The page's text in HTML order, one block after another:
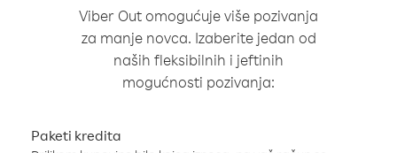
Viber Out omogućuje više pozivanja
za manje novca. Izaberite jedan od
naših fleksibilnih i jeftinih
mogućnosti pozivanja:
Paketi kredita